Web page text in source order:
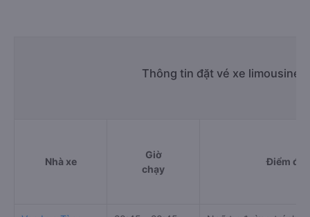
Thông tin đặt vé xe limousine
Nhà xe
Giờ
chạy
Điểm đi